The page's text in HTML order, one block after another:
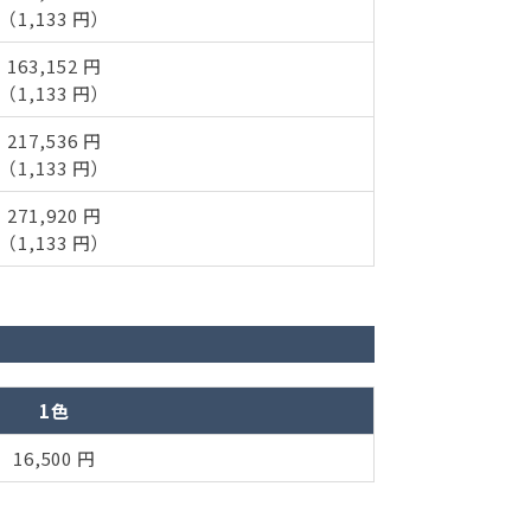
（1,133 円）
163,152 円
（1,133 円）
217,536 円
（1,133 円）
271,920 円
（1,133 円）
1色
16,500 円